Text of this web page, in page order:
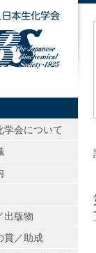
公
学会について
出版物
賞／助成